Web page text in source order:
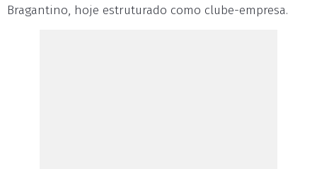
Bragantino, hoje estruturado como clube-empresa.